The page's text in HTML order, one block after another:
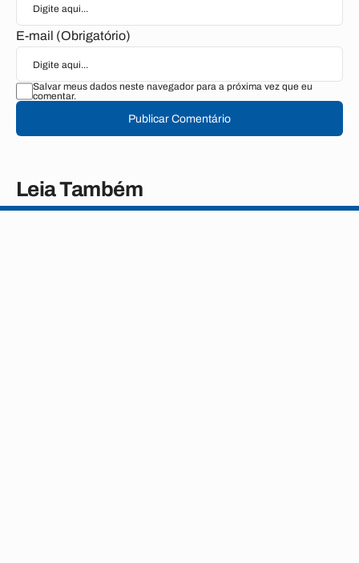
E-mail (Obrigatório)
Salvar meus dados neste navegador para a próxima vez que eu
comentar.
Publicar Comentário
Leia Também